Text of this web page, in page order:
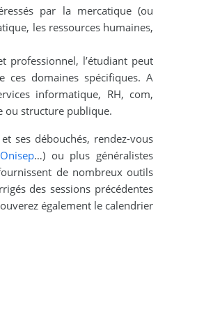
par la mercatique (ou
les ressources humaines,
professionnel, l’étudiant peut
ces domaines spécifiques. A
informatique, RH, com,
ou structure publique.
et ses débouchés, rendez-vous
Onisep…) ou plus généralistes
de nombreux outils
des sessions précédentes
également le calendrier